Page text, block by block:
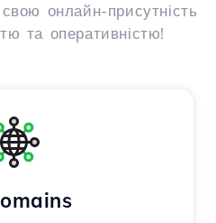
онлайн-присутність
та оперативністю!